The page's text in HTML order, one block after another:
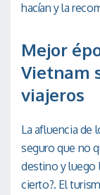
hacían y la
Mejor
Vietnam
viajeros
La afluencia de
seguro que no
destino y luego
cierto?. El